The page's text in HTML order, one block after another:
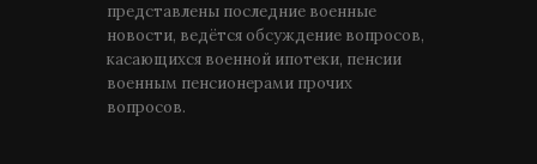
представлены последние военные
новости, ведётся обсуждение вопросов,
касающихся военной ипотеки, пенсии
военным пенсионерами прочих
вопросов.